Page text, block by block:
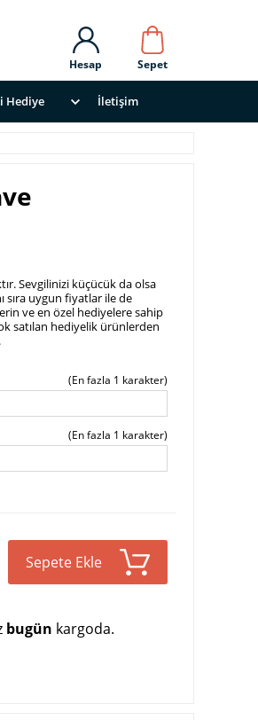
Sepet
Hesap
Hediye İletişim
Sevgilinizi küçücük da olsa
sıra uygun fiyatlar ile de
ve en özel hediyelere sahip
satılan hediyelik ürünlerden
(En fazla 1 karakter)
(En fazla 1 karakter)
Sepete Ekle
bugün kargoda.